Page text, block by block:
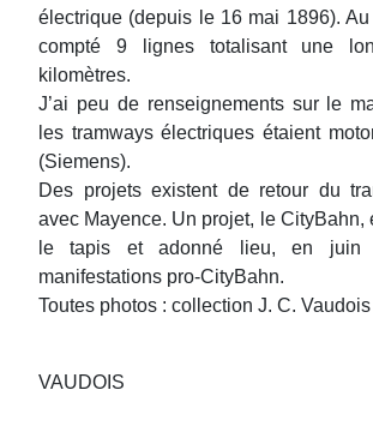
électrique (depuis le 16 mai 1896).
compté 9 lignes totalisant une
kilomètres.
J’ai peu de renseignements sur le
les tramways électriques étaient
(Siemens).
Des projets existent de retour du
avec Mayence. Un projet, le CityBahn,
le tapis et adonné lieu, en juin
manifestations pro-CityBahn.
Toutes photos : collection J. C. Vaudois
VAUDOIS